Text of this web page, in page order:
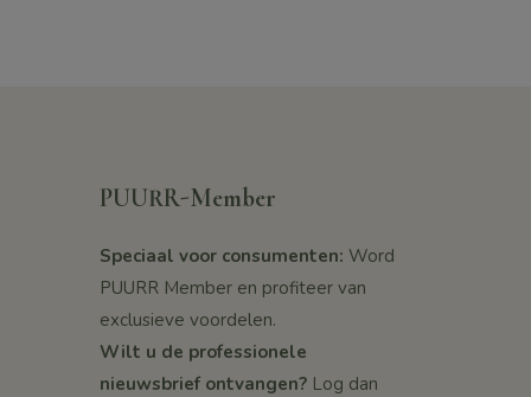
PUURR-Member
Speciaal voor consumenten: Word
PUURR Member en profiteer van
exclusieve voordelen.
Wilt u de professionele
nieuwsbrief ontvangen?Log dan